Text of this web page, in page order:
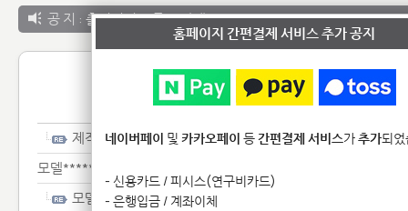
공 지 : 출력서비스 종료 안내
1:1 문
제작**
모델**********
모델**********
홈페이지 간편결제 서비스 추가 공지
네이버페이 및 카카오페이 등간편결제 서비스가추가되
- 신용카드 / 피시스(연구비카드)
- 은행입금 / 계좌이체